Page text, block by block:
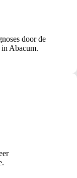
door de
in Abacum.